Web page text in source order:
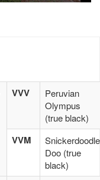
VVV
Peruvian
Olympus
(true black)
VVM
Snickerdoodle
Doo (true
black)